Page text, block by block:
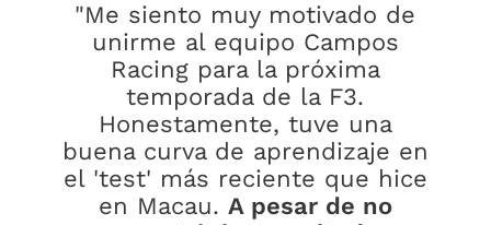
"Me siento muy motivado de
unirme al equipo Campos
Racing para la próxima
temporada de la F3.
Honestamente, tuve una
buena curva de aprendizaje en
el 'test' más reciente que hice
en Macau. A pesar de no